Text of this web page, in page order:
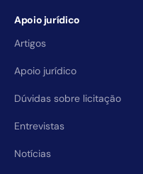
Apoio jurídico
Artigos
Apoio jurídico
Dúvidas sobre licitação
Entrevistas
Notícias